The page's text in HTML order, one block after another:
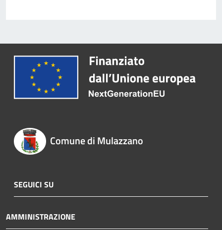
Comune di Mulazzano
SEGUICI SU
AMMINISTRAZIONE